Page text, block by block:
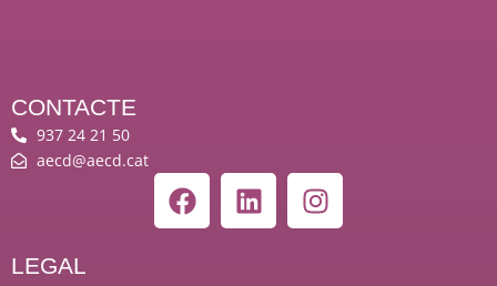
CONTACTE
937 24 21 50
aecd@aecd.cat
F
a
L
i
I
n
LEGAL